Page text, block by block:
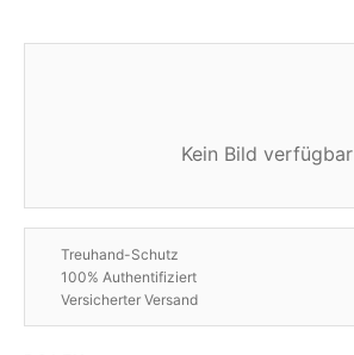
Kein Bild verfügbar
Treuhand-Schutz
100% Authentifiziert
Versicherter Versand